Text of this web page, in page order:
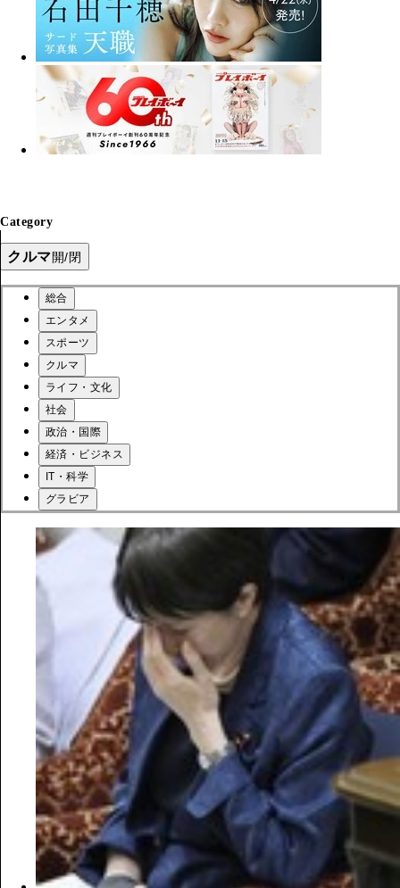
Category
クルマ開/閉
総合
エンタメ
スポーツ
クルマ
ライフ・文化
社会
政治・国際
経済・ビジネス
IT・科学
グラビア